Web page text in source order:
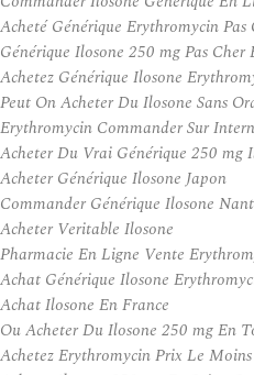
Acheté Générique Erythromycin Pas
Générique Ilosone 250 mg Pas Cher
Achetez Générique Ilosone
Peut On Acheter Du Ilosone Sans
Erythromycin Commander Sur
Acheter Du Vrai Générique 250 mg
Acheter Générique Ilosone Japon
Commander Générique Ilosone
Acheter Veritable Ilosone
Pharmacie En Ligne Vente
Achat Générique Ilosone
Achat Ilosone En France
Ou Acheter Du Ilosone 250 mg En
Achetez Erythromycin Prix Le